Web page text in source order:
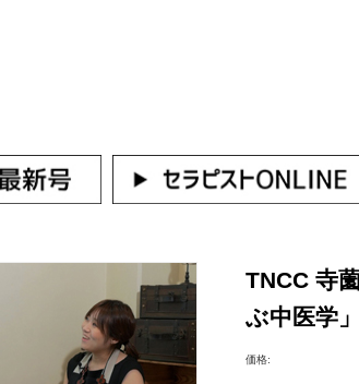
TNCC 寺
ぶ中医学
価格: